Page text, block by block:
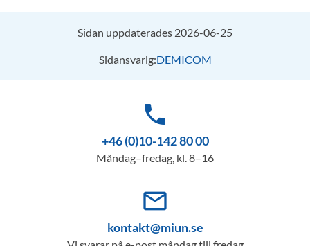
Sidan uppdaterades 2026-06-25
Sidansvarig:DEMICOM
phone
+46 (0)10-142 80 00
Måndag–fredag, kl. 8–16
mail_outline
kontakt@miun.se